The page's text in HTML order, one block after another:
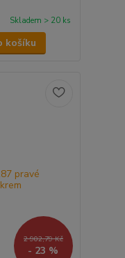
Skladem > 20 ks
košíku
2 902,79 Kč
- 23 %